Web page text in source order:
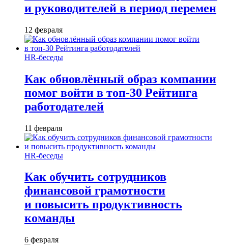
и руководителей в период перемен
12 февраля
HR-беседы
Как обновлённый образ компании
помог войти в топ-30 Рейтинга
работодателей
11 февраля
HR-беседы
Как обучить сотрудников
финансовой грамотности
и повысить продуктивность
команды
6 февраля